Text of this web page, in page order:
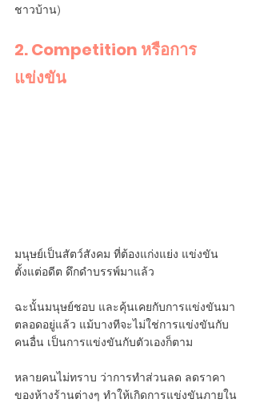
ชาวบ้าน)
2. Competition หรือการ
แข่งขัน
มนุษย์เป็นสัตว์สังคม ที่ต้องแก่งแย่ง แข่งขัน
ตั้งแต่อดีต ดึกดำบรรพ์มาแล้ว
ฉะนั้นมนุษย์ชอบ และคุ้นเคยกับการแข่งขันมา
ตลอดอยู่แล้ว แม้บางทีจะไม่ใช่การแข่งขันกับ
คนอื่น เป็นการแข่งขันกับตัวเองก็ตาม
หลายคนไม่ทราบ ว่าการทำส่วนลด ลดราคา
ของห้างร้านต่างๆ ทำให้เกิดการแข่งขันภายใน